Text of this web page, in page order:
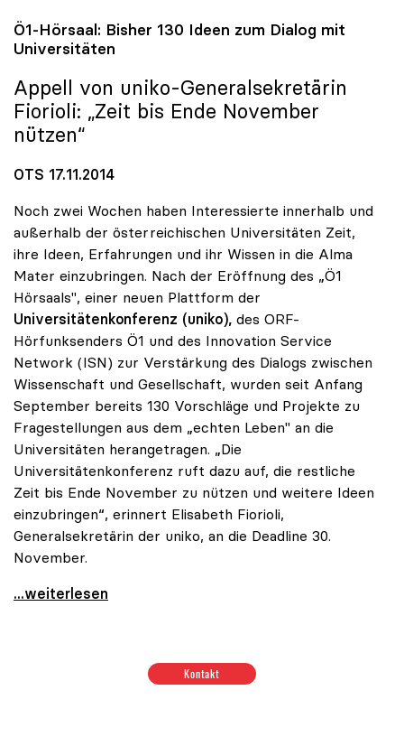
Ö1-Hörsaal: Bisher 130 Ideen zum Dialog mit
Universitäten
Appell von uniko-Generalsekretärin
Fiorioli: „Zeit bis Ende November
nützen“
OTS 17.11.2014
Noch zwei Wochen haben Interessierte innerhalb und
außerhalb der österreichischen Universitäten Zeit,
ihre Ideen, Erfahrungen und ihr Wissen in die Alma
Mater einzubringen. Nach der Eröffnung des „Ö1
Hörsaals", einer neuen Plattform der
Universitätenkonferenz (uniko), des ORF-
Hörfunksenders Ö1 und des Innovation Service
Network (ISN) zur Verstärkung des Dialogs zwischen
Wissenschaft und Gesellschaft, wurden seit Anfang
September bereits 130 Vorschläge und Projekte zu
Fragestellungen aus dem „echten Leben" an die
Universitäten herangetragen. „Die
Universitätenkonferenz ruft dazu auf, die restliche
Zeit bis Ende November zu nützen und weitere Ideen
einzubringen“, erinnert Elisabeth Fiorioli,
Generalsekretärin der uniko, an die Deadline 30.
November.
Ö1-Hörsaal: Bisher 130 Ideen zum Dialog mit
...weiterlesen
Kontakt